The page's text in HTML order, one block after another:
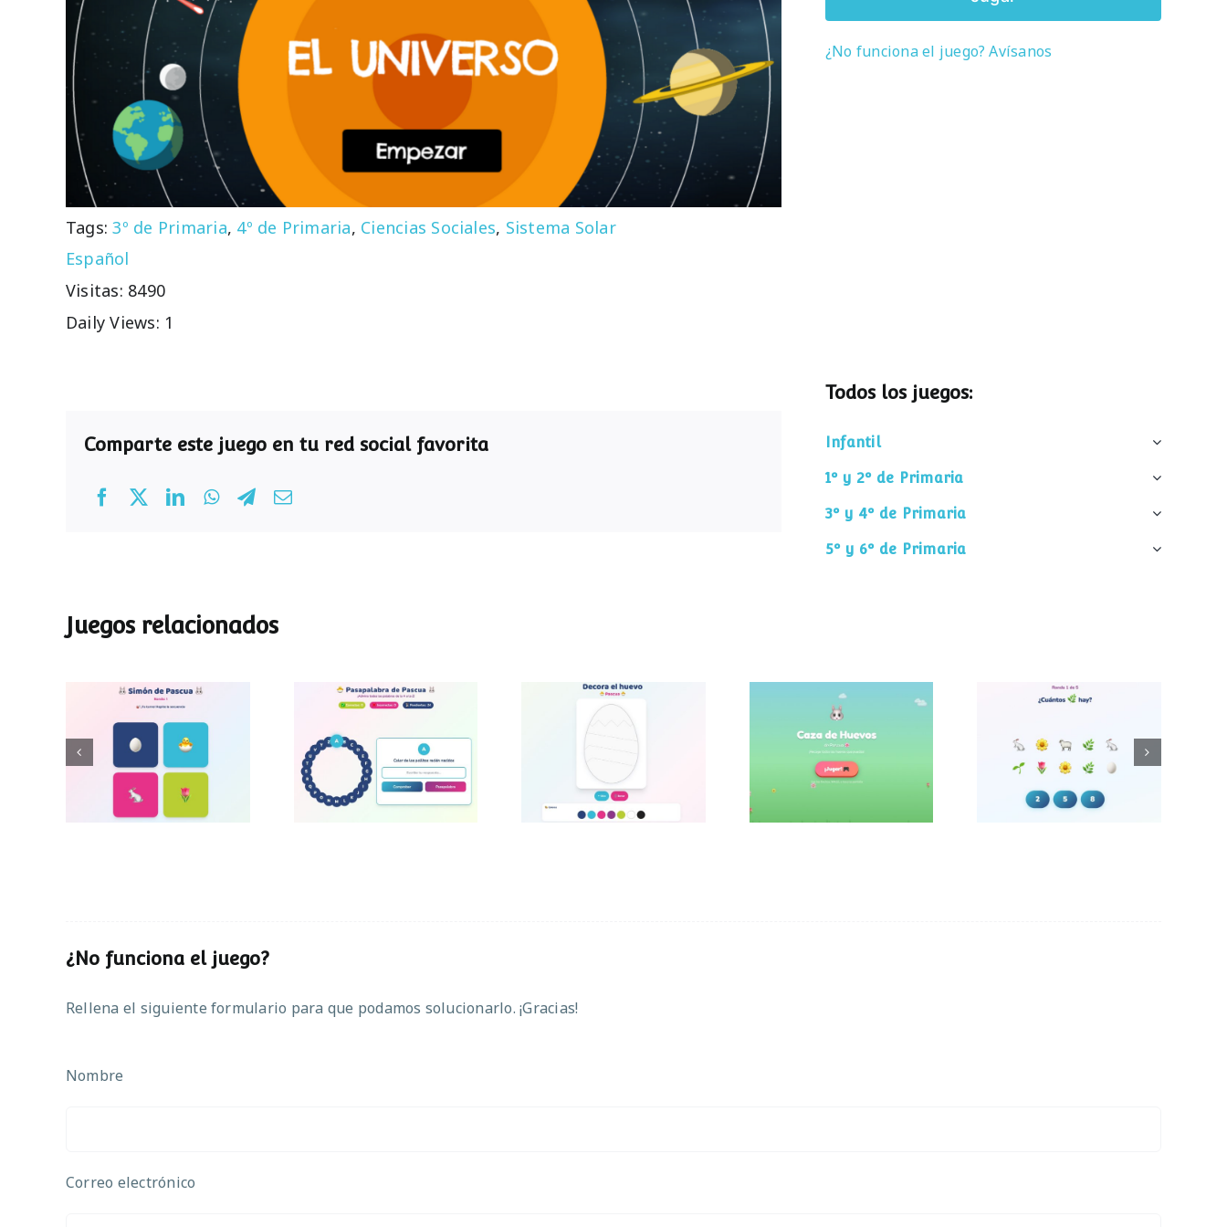
Tags:3º de Primaria, 4º de Primaria, Ciencias Sociales, Sistema Solar
Español
Visitas: 8490
Daily Views: 1
¿No funciona el juego? Avísanos
Comparte este juego en tu red social favorita
Todos los juegos:
Infantil
1º y 2º de Primaria
3º y 4º de Primaria
5º y 6º de Primaria
Juegos relacionados
Simon de Pascua
Pasapalabra de
Pascua
Decora el huevo de
Pascua
Caza de huevos
¿Cuántos
elementos hay?
¿No funciona el juego?
Rellena el siguiente formulario para que podamos solucionarlo. ¡Gracias!
Nombre
Correo electrónico